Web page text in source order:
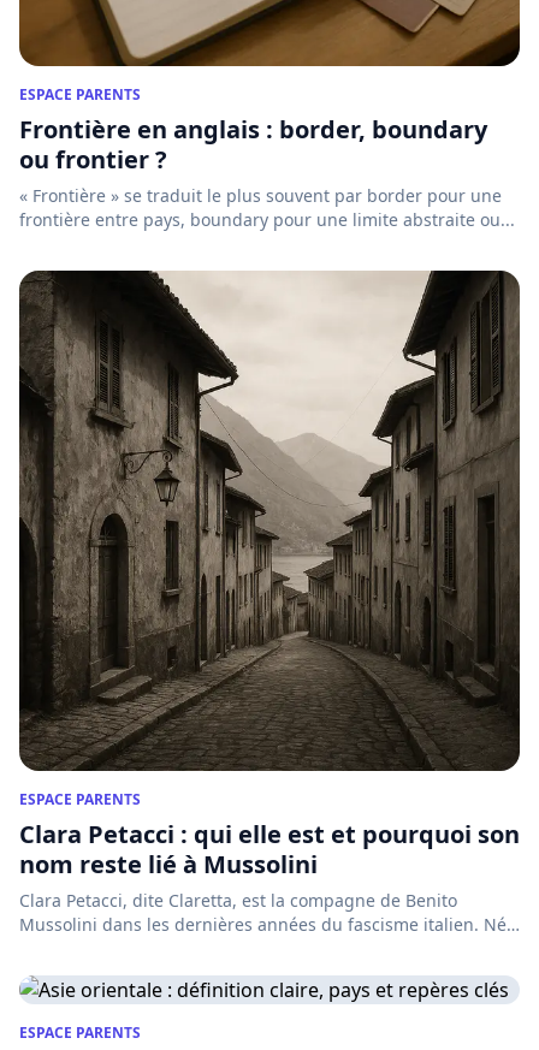
ESPACE PARENTS
Frontière en anglais : border, boundary
ou frontier ?
« Frontière » se traduit le plus souvent par border pour une
frontière entre pays, boundary pour une limite abstraite ou...
ESPACE PARENTS
Clara Petacci : qui elle est et pourquoi son
nom reste lié à Mussolini
Clara Petacci, dite Claretta, est la compagne de Benito
Mussolini dans les dernières années du fascisme italien. Née
ESPACE PARENTS